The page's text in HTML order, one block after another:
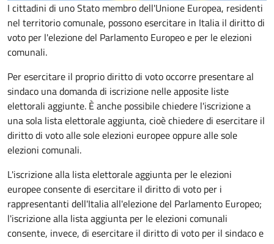
I cittadini di uno Stato membro dell'Unione Europea, residenti
nel territorio comunale, possono esercitare in Italia il diritto di
voto per l'elezione del Parlamento Europeo e per le elezioni
comunali.
Per esercitare il proprio diritto di voto occorre presentare al
sindaco una domanda di iscrizione nelle apposite liste
elettorali aggiunte. È anche possibile chiedere l'iscrizione a
una sola lista elettorale aggiunta, cioè chiedere di esercitare il
diritto di voto alle sole elezioni europee oppure alle sole
elezioni comunali.
L'iscrizione alla lista elettorale aggiunta per le elezioni
europee consente di esercitare il diritto di voto per i
rappresentanti dell'Italia all'elezione del Parlamento Europeo;
l'iscrizione alla lista aggiunta per le elezioni comunali
consente, invece, di esercitare il diritto di voto per il sindaco e